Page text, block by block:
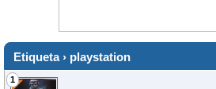
Etiqueta › playstation
1